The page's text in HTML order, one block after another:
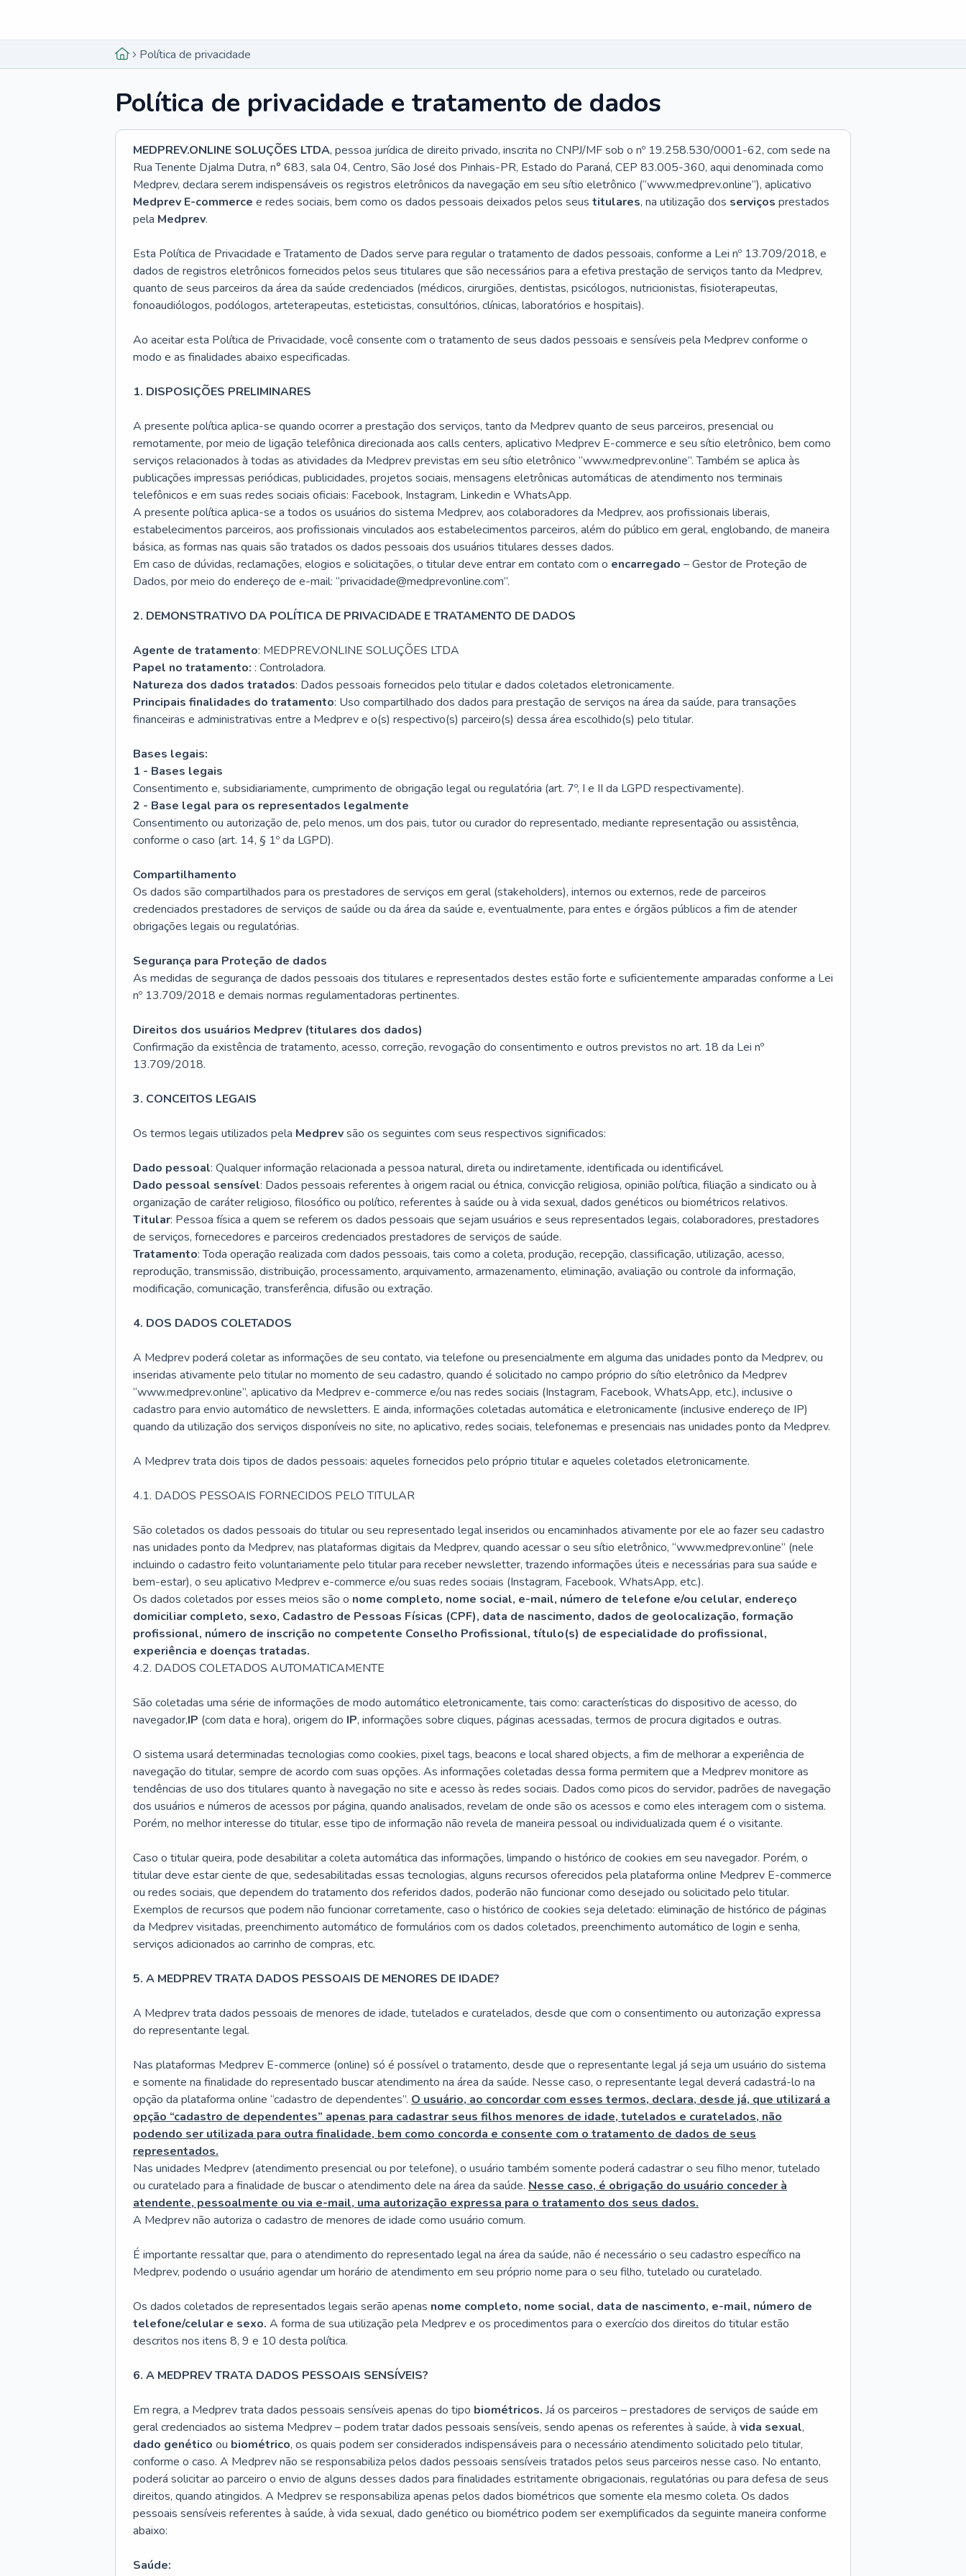
Política de privacidade
Política de privacidade e tratamento de dados
MEDPREV.ONLINE SOLUÇÕES LTDA, pessoa jurídica de direito privado, inscrita no CNPJ/MF sob o nº 19.258.530/0001-62, com sede na
Rua Tenente Djalma Dutra, n° 683, sala 04, Centro, São José dos Pinhais-PR, Estado do Paraná, CEP 83.005-360, aqui denominada como
Medprev, declara serem indispensáveis os registros eletrônicos da navegação em seu sítio eletrônico (“www.medprev.online”), aplicativo
Medprev E-commerce e redes sociais, bem como os dados pessoais deixados pelos seus titulares, na utilização dos serviços prestados
pela Medprev.
Esta Política de Privacidade e Tratamento de Dados serve para regular o tratamento de dados pessoais, conforme a Lei nº 13.709/2018, e
dados de registros eletrônicos fornecidos pelos seus titulares que são necessários para a efetiva prestação de serviços tanto da Medprev,
quanto de seus parceiros da área da saúde credenciados (médicos, cirurgiões, dentistas, psicólogos, nutricionistas, fisioterapeutas,
fonoaudiólogos, podólogos, arteterapeutas, esteticistas, consultórios, clínicas, laboratórios e hospitais).
Ao aceitar esta Política de Privacidade, você consente com o tratamento de seus dados pessoais e sensíveis pela Medprev conforme o
modo e as finalidades abaixo especificadas.
1. DISPOSIÇÕES PRELIMINARES
A presente política aplica-se quando ocorrer a prestação dos serviços, tanto da Medprev quanto de seus parceiros, presencial ou
remotamente, por meio de ligação telefônica direcionada aos calls centers, aplicativo Medprev E-commerce e seu sítio eletrônico, bem como
serviços relacionados à todas as atividades da Medprev previstas em seu sítio eletrônico “www.medprev.online”. Também se aplica às
publicações impressas periódicas, publicidades, projetos sociais, mensagens eletrônicas automáticas de atendimento nos terminais
telefônicos e em suas redes sociais oficiais: Facebook, Instagram, Linkedin e WhatsApp.
A presente política aplica-se a todos os usuários do sistema Medprev, aos colaboradores da Medprev, aos profissionais liberais,
estabelecimentos parceiros, aos profissionais vinculados aos estabelecimentos parceiros, além do público em geral, englobando, de maneira
básica, as formas nas quais são tratados os dados pessoais dos usuários titulares desses dados.
Em caso de dúvidas, reclamações, elogios e solicitações, o titular deve entrar em contato com o encarregado – Gestor de Proteção de
Dados, por meio do endereço de e-mail: “privacidade@medprevonline.com”.
2. DEMONSTRATIVO DA POLÍTICA DE PRIVACIDADE E TRATAMENTO DE DADOS
Agente de tratamento: MEDPREV.ONLINE SOLUÇÕES LTDA
Papel no tratamento: : Controladora.
Natureza dos dados tratados: Dados pessoais fornecidos pelo titular e dados coletados eletronicamente.
Principais finalidades do tratamento: Uso compartilhado dos dados para prestação de serviços na área da saúde, para transações
financeiras e administrativas entre a Medprev e o(s) respectivo(s) parceiro(s) dessa área escolhido(s) pelo titular.
Bases legais:
1 - Bases legais
Consentimento e, subsidiariamente, cumprimento de obrigação legal ou regulatória (art. 7º, I e II da LGPD respectivamente).
2 - Base legal para os representados legalmente
Consentimento ou autorização de, pelo menos, um dos pais, tutor ou curador do representado, mediante representação ou assistência,
conforme o caso (art. 14, § 1º da LGPD).
Compartilhamento
Os dados são compartilhados para os prestadores de serviços em geral(stakeholders), internos ou externos, rede de parceiros
credenciados prestadores de serviços de saúde ou da área da saúde e, eventualmente, para entes e órgãos públicos a fim de atender
obrigações legais ou regulatórias.
Segurança para Proteção de dados
As medidas de segurança de dados pessoais dos titulares e representados destes estão forte e suficientemente amparadas conforme a Lei
nº 13.709/2018 e demais normas regulamentadoras pertinentes.
Direitos dos usuários Medprev (titulares dos dados)
Confirmação da existência de tratamento, acesso, correção, revogação do consentimento e outros previstos no art. 18 da Lei nº
13.709/2018.
3. CONCEITOS LEGAIS
Os termos legais utilizados pela Medprevsão os seguintes com seus respectivos significados:
Dado pessoal: Qualquer informação relacionada a pessoa natural, direta ou indiretamente, identificada ou identificável.
Dado pessoal sensível: Dados pessoais referentes à origem racial ou étnica, convicção religiosa, opinião política, filiação a sindicato ou à
organização de caráter religioso, filosófico ou político, referentes à saúde ou à vida sexual, dados genéticos ou biométricos relativos.
Titular: Pessoa física a quem se referem os dados pessoais que sejam usuários e seus representados legais, colaboradores, prestadores
de serviços, fornecedores e parceiros credenciados prestadores de serviços de saúde.
Tratamento: Toda operação realizada com dados pessoais, tais como a coleta, produção, recepção, classificação, utilização, acesso,
reprodução, transmissão, distribuição, processamento, arquivamento, armazenamento, eliminação, avaliação ou controle da informação,
modificação, comunicação, transferência, difusão ou extração.
4. DOS DADOS COLETADOS
A Medprev poderá coletar as informações de seu contato, via telefone ou presencialmente em alguma das unidades ponto da Medprev, ou
inseridas ativamente pelo titular no momento de seu cadastro, quando é solicitado no campo próprio do sítio eletrônico da Medprev
“www.medprev.online”, aplicativo da Medprev e-commerce e/ou nas redes sociais (Instagram, Facebook, WhatsApp, etc.), inclusive o
cadastro para envio automático de newsletters. E ainda, informações coletadas automática e eletronicamente (inclusive endereço de IP)
quando da utilização dos serviços disponíveis no site, no aplicativo, redes sociais, telefonemas e presenciais nas unidades ponto da Medprev.
A Medprev trata dois tipos de dados pessoais: aqueles fornecidos pelo próprio titular e aqueles coletados eletronicamente.
4.1. DADOS PESSOAIS FORNECIDOS PELO TITULAR
São coletados os dados pessoais do titular ou seu representado legal inseridos ou encaminhados ativamente por ele ao fazer seu cadastro
nas unidades ponto da Medprev, nas plataformas digitais da Medprev, quando acessar o seu sítio eletrônico, “www.medprev.online” (nele
incluindo o cadastro feito voluntariamente pelo titular para receber newsletter, trazendo informações úteis e necessárias para sua saúde e
bem-estar), o seu aplicativo Medpreve-commerce e/ou suas redes sociais (Instagram, Facebook, WhatsApp, etc.).
Os dados coletados por esses meios são o nome completo, nome social, e-mail, número de telefone e/ou celular, endereço
domiciliar completo, sexo, Cadastro de Pessoas Físicas (CPF), data de nascimento, dados de geolocalização, formação
profissional, número de inscrição no competente Conselho Profissional, título(s) de especialidade do profissional,
experiência e doenças tratadas.
4.2. DADOS COLETADOS AUTOMATICAMENTE
São coletadas uma série de informações de modo automático eletronicamente, tais como: características do dispositivo de acesso, do
navegador,IP (com data e hora), origem do IP, informações sobre cliques, páginas acessadas, termos de procura digitados e outras.
O sistema usará determinadas tecnologias como cookies, pixeltags, beacons e local shared objects, a fim de melhorar a experiência de
navegação do titular, sempre de acordo com suas opções. As informações coletadas dessa forma permitem que a Medprev monitore as
tendências de uso dos titulares quanto à navegação no site e acesso às redes sociais. Dados como picos do servidor, padrões de navegação
dos usuários e números de acessos por página, quando analisados, revelam de onde são os acessos e como eles interagem com o sistema.
Porém, no melhor interesse do titular, esse tipo de informação não revela de maneira pessoal ou individualizada quem é o visitante.
Caso o titular queira, pode desabilitar a coleta automática das informações, limpando o histórico de cookies em seu navegador. Porém, o
titular deve estar ciente de que, sedesabilitadas essas tecnologias, alguns recursos oferecidos pela plataforma online Medprev E-commerce
ou redes sociais, que dependem do tratamento dos referidos dados, poderão não funcionar como desejado ou solicitado pelo titular.
Exemplos de recursos que podem não funcionar corretamente, caso o histórico de cookies seja deletado: eliminação de histórico de páginas
da Medprev visitadas, preenchimento automático de formulários com os dados coletados, preenchimento automático de login e senha,
serviços adicionados ao carrinho de compras, etc.
5. A MEDPREV TRATA DADOS PESSOAIS DE MENORES DE IDADE?
A Medprev trata dados pessoais de menores de idade, tutelados e curatelados, desde que com o consentimento ou autorização expressa
do representante legal.
Nas plataformas Medprev E-commerce (online) só é possível o tratamento, desde que o representante legal já seja um usuário do sistema
e somente na finalidade do representado buscar atendimento na área da saúde. Nesse caso, o representante legal deverá cadastrá-lo na
opção da plataforma online “cadastro de dependentes”. O usuário, ao concordar com esses termos, declara, desde já, que utilizará a
opção “cadastro de dependentes” apenas para cadastrar seus filhos menores de idade, tutelados e curatelados, não
podendo ser utilizada para outra finalidade, bem como concorda e consente com o tratamento de dados de seus
representados.
Nas unidades Medprev (atendimento presencial ou por telefone), o usuário também somente poderá cadastrar o seu filho menor, tutelado
ou curatelado para a finalidade de buscar o atendimento dele na área da saúde. Nesse caso, é obrigação do usuário conceder à
atendente, pessoalmente ou via e-mail, uma autorização expressa para o tratamento dos seus dados.
A Medprev não autoriza o cadastro de menores de idade como usuário comum.
É importante ressaltar que, para o atendimento do representado legal na área da saúde, não é necessário o seu cadastro específico na
Medprev, podendo o usuário agendar um horário de atendimento em seu próprio nome para o seu filho, tutelado ou curatelado.
Os dados coletados de representados legais serão apenas nome completo, nome social, data de nascimento, e-mail, número de
telefone/celular e sexo. A forma de sua utilização pela Medprev e os procedimentos para o exercício dos direitos do titular estão
descritos nos itens 8, 9 e 10 desta política.
6. A MEDPREV TRATA DADOS PESSOAIS SENSÍVEIS?
Em regra, a Medprev trata dados pessoais sensíveis apenas do tipo biométricos. Já os parceiros – prestadores de serviços de saúde em
geral credenciados ao sistema Medprev – podem tratar dados pessoais sensíveis, sendo apenas os referentes à saúde, à vida sexual,
dado genético ou biométrico, os quais podem ser considerados indispensáveis para o necessário atendimento solicitado pelo titular,
conforme o caso. A Medprev não se responsabiliza pelos dados pessoais sensíveis tratados pelos seus parceiros nesse caso. No entanto,
poderá solicitar ao parceiro o envio de alguns desses dados para finalidades estritamente obrigacionais, regulatórias ou para defesa de seus
direitos, quando atingidos. A Medprev se responsabiliza apenas pelos dados biométricos que somente ela mesmo coleta. Os dados
pessoais sensíveis referentes à saúde, à vida sexual, dado genético ou biométrico podem ser exemplificados da seguinte maneira conforme
abaixo:
Saúde: